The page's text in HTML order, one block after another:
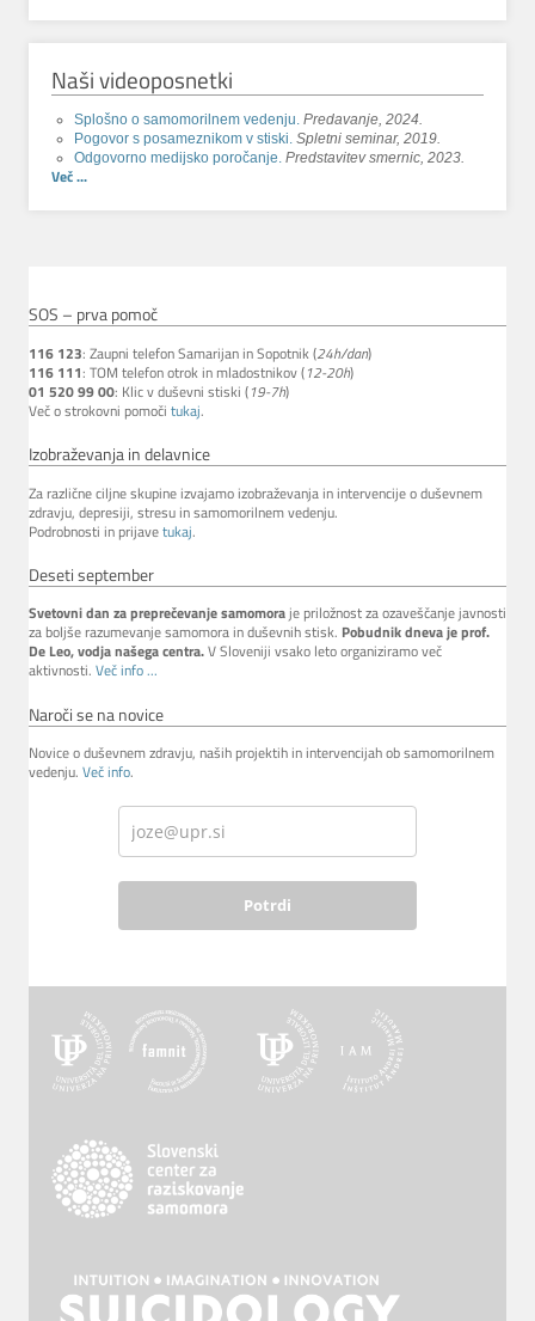
Naši videoposnetki
Splošno o samomorilnem vedenju. Predavanje, 2024.
Pogovor s posameznikom v stiski. Spletni seminar, 2019.
Odgovorno medijsko poročanje. Predstavitev smernic, 2023.
Več ...
SOS – prva pomoč
116 123: Zaupni telefon Samarijan in Sopotnik (24h/dan)
116 111: TOM telefon otrok in mladostnikov (12-20h)
01 520 99 00: Klic v duševni stiski (19-7h)
Več o strokovni pomoči tukaj.
Izobraževanja in delavnice
Za različne ciljne skupine izvajamo izobraževanja in intervencije o duševnem
zdravju, depresiji, stresu in samomorilnem vedenju.
Podrobnosti in prijavetukaj.
Deseti september
Svetovni dan za preprečevanje samomoraje priložnost za ozaveščanje javnosti
za boljše razumevanje samomora in duševnih stisk. Pobudnik dneva je prof.
De Leo, vodja našega centra.V Sloveniji vsako leto organiziramo več
aktivnosti. Več info ...
Naroči se na novice
Novice o duševnem zdravju, naših projektih in intervencijah ob samomorilnem
vedenju. Več info.
Potrdi